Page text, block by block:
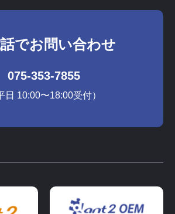
でお問い合わせ
075-353-7855
日 10:00〜18:00受付）